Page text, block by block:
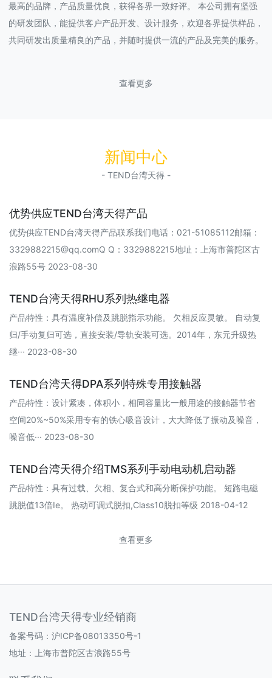
最高的品牌，产品质量优良，获得各界一致好评。 本公司拥有坚强
的研发团队，能提供客户产品开发、设计服务，欢迎各界提供样品，
共同研发出质量精良的产品，并随时提供一流的产品及完美的服务。
查看更多
新闻中心
- TEND台湾天得 -
优势供应TEND台湾天得产品
优势供应TEND台湾天得产品联系我们电话：021-51085112邮箱：
3329882215@qq.comQ Q：3329882215地址：上海市普陀区古
浪路55号 2023-08-30
TEND台湾天得RHU系列热继电器
产品特性：具有温度补偿及跳脱指示功能。 欠相反应灵敏。 自动复
归/手动复归可选，直接安装/导轨安装可选。2014年，东元升级热
继··· 2023-08-30
TEND台湾天得DPA系列特殊专用接触器
产品特性：设计紧凑，体积小，相同容量比一般用途的接触器节省
空间20%~50%采用专有的铁心吸音设计，大大降低了振动及噪音，
噪音低··· 2023-08-30
TEND台湾天得介绍TMS系列手动电动机启动器
产品特性：具有过载、欠相、复合式和高分断保护功能。 短路电磁
跳脱值13倍Ie。 热动可调式脱扣,Class10脱扣等级 2018-04-12
查看更多
TEND台湾天得专业经销商
备案号码： 沪ICP备08013350号-1
地址：上海市普陀区古浪路55号